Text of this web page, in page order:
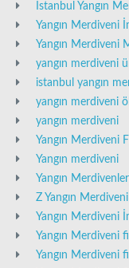
İstanbul Yangın
Yangın Merdiveni
Yangın Merdiveni
yangın merdiveni
istanbul yangın
yangın merdiveni
yangın merdiveni
Yangın Merdiveni
Yangın merdiveni
Yangın
Z Yangın Merdiveni
Yangın Merdiveni
Yangın Merdiveni
Yangın Merdiveni